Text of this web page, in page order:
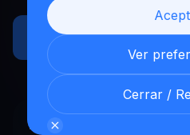
Descargar imágenes
Para los socios de
Ver
Cerrar /